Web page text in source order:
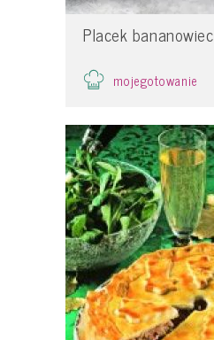
Placek bananowiec
mojegotowanie